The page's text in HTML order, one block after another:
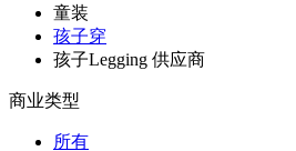
童装
孩子穿
孩子Legging 供应商
商业类型
所有